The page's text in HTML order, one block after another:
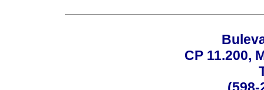
CP 11.200,